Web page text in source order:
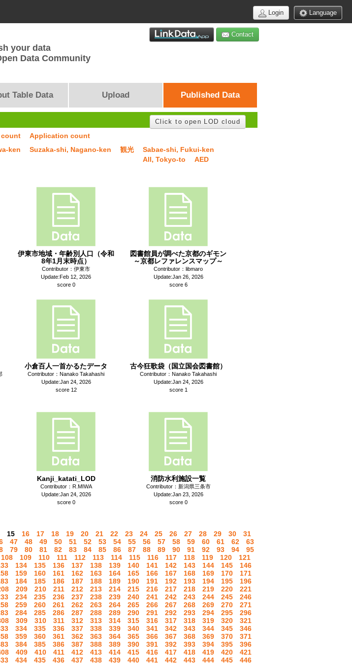
Language
Login
Contact
your data
Data Community
Table Data Upload Published Data
Click to open LOD cloud
count Application count
ken Suzaka-shi, Nagano-ken 観光
Sabae-shi, Fukui-ken
All, Tokyo-to
AED
伊東市地域・年齢別人口（令和
8年1月末時点）
Contributor：伊東市
Update:Feb 12, 2026
score 0
図書館員が調べた京都のギモン
～京都レファレンスマップ～
Contributor：libmaro
Update:Jan 26, 2026
score 6
小倉百人一首かるたデータ
Contributor：Nanako Takahashi
Update:Jan 24, 2026
score 12
古今狂歌袋（国立国会図書館）
Contributor：Nanako Takahashi
Update:Jan 24, 2026
score 1
Kanji_katati_LOD
Contributor：R.MIWA
Update:Jan 24, 2026
score 0
消防水利施設一覧
Contributor：新潟県三条市
Update:Jan 23, 2026
score 0
15 16 17 18 19 20 21 22 23 24 25 26 27 28 29 30
31
47 48 49 50 51 52 53 54 55 56 57 58 59 60 61 62
63
79 80 81 82 83 84 85 86 87 88 89 90 91 92 93 94
95
108 109 110 111 112 113 114 115 116 117 118 119 120
121
134 135 136 137 138 139 140 141 142 143 144 145
146
159 160 161 162 163 164 165 166 167 168 169 170
171
184 185 186 187 188 189 190 191 192 193 194 195
196
209 210 211 212 213 214 215 216 217 218 219 220
221
234 235 236 237 238 239 240 241 242 243 244 245
246
259 260 261 262 263 264 265 266 267 268 269 270
271
284 285 286 287 288 289 290 291 292 293 294 295
296
309 310 311 312 313 314 315 316 317 318 319 320
321
334 335 336 337 338 339 340 341 342 343 344 345
346
359 360 361 362 363 364 365 366 367 368 369 370
371
384 385 386 387 388 389 390 391 392 393 394 395
396
409 410 411 412 413 414 415 416 417 418 419 420
421
434 435 436 437 438 439 440 441 442 443 444 445 446